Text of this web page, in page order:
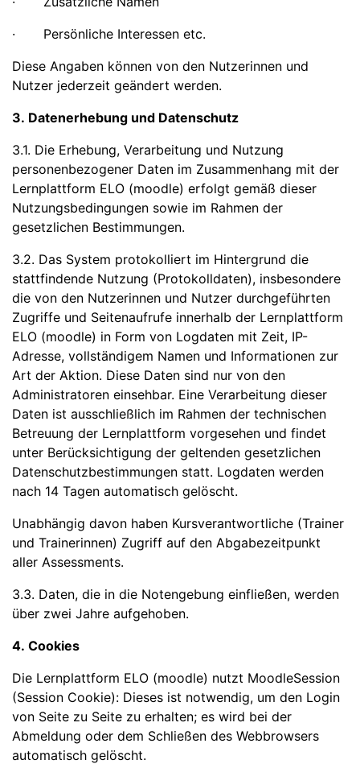
· Persönliche Interessen etc.
Diese Angaben können von den Nutzerinnen und
Nutzer jederzeit geändert werden.
3. Datenerhebung und Datenschutz
3.1. Die Erhebung, Verarbeitung und Nutzung
personenbezogener Daten im Zusammenhang mit der
Lernplattform ELO (moodle) erfolgt gemäß dieser
Nutzungsbedingungen sowie im Rahmen der
gesetzlichen Bestimmungen.
3.2. Das System protokolliert im Hintergrund die
stattfindende Nutzung (Protokolldaten), insbesondere
die von den Nutzerinnen und Nutzer durchgeführten
Zugriffe und Seitenaufrufe innerhalb der Lernplattform
ELO (moodle) in Form von Logdaten mit Zeit, IP-
Adresse, vollständigem Namen und Informationen zur
Art der Aktion. Diese Daten sind nur von den
Administratoren einsehbar. Eine Verarbeitung dieser
Daten ist ausschließlich im Rahmen der technischen
Betreuung der Lernplattform vorgesehen und findet
unter Berücksichtigung der geltenden gesetzlichen
Datenschutzbestimmungen statt. Logdaten werden
nach 14 Tagen automatisch gelöscht.
Unabhängig davon haben Kursverantwortliche (Trainer
und Trainerinnen) Zugriff auf den Abgabezeitpunkt
aller Assessments.
3.3. Daten, die in die Notengebung einfließen, werden
über zwei Jahre aufgehoben.
4. Cookies
Die Lernplattform ELO (moodle) nutzt MoodleSession
(Session Cookie): Dieses ist notwendig, um den Login
von Seite zu Seite zu erhalten; es wird bei der
Abmeldung oder dem Schließen des Webbrowsers
automatisch gelöscht.